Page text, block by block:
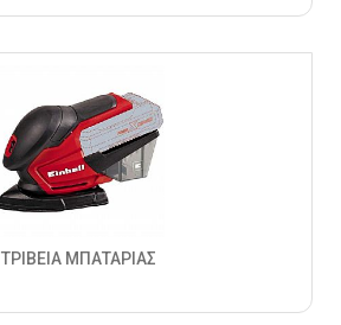
ΤΡΙΒΕΙΑ ΜΠΑΤΑΡΙΑΣ